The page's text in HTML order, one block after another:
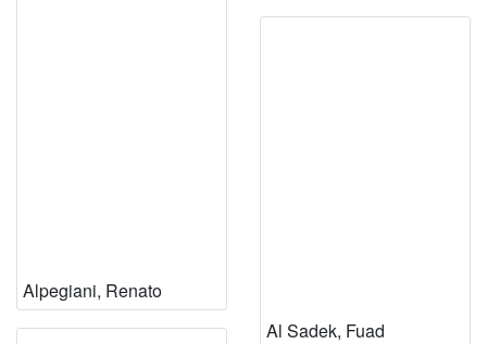
Alpegiani, Renato
Al Sadek, Fuad